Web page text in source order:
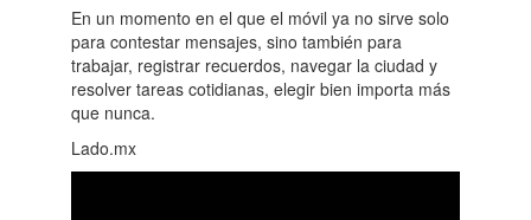
En un momento en el que el móvil ya no sirve solo
para contestar mensajes, sino también para
trabajar, registrar recuerdos, navegar la ciudad y
resolver tareas cotidianas, elegir bien importa más
que nunca.
Lado.mx